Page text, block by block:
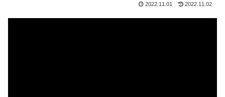
2022.11.01 2022.11.02